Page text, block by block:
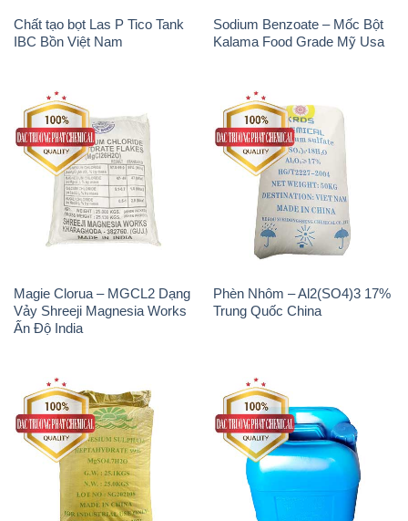
Chất tạo bọt Las P Tico Tank
IBC Bồn Việt Nam
Sodium Benzoate – Mốc Bột
Kalama Food Grade Mỹ Usa
Magie Clorua – MGCL2 Dạng
Vảy Shreeji Magnesia Works
Ấn Độ India
Phèn Nhôm – Al2(SO4)3 17%
Trung Quốc China